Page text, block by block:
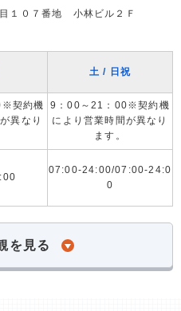
１０７番地 小林ビル２Ｆ
土 / 日祝
契約機
異なり
9：00～21：00※契約機
により営業時間が異なり
ます。
07:00-24:00/07:00-24:0
0
を見る